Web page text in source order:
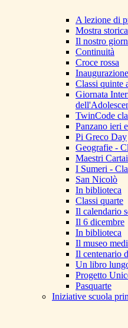
A lezione di
Mostra storica
Il nostro
Continuità
Croce rossa
Classi quinte
Giornata
TwinCode
Panzano ieri
Pi Greco Day
Geografie -
Maestri Cartai
I Sumeri -
San Nicolò
In biblioteca
Classi quarte
Il calendario
Il 6 dicembre
In biblioteca
Il museo
Il centenario
Un libro
Progetto
Pasquarte
Iniziative scuola